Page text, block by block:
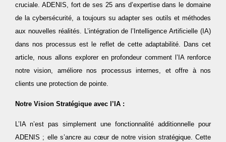
Campagne de phishing
Gouvernance & conformité
Protection contre le BEC (Business Email
Compromise)
cruciale. ADENIS, fort de ses 25 ans d’expertise dans le domaine
de la cybersécurité, a toujours su adapter ses outils et méthodes
aux nouvelles réalités. L’intégration de l’Intelligence Artificielle (IA)
dans nos processus est le reflet de cette adaptabilité. Dans cet
article, nous allons explorer en profondeur comment l’IA renforce
notre vision, améliore nos processus internes, et offre à nos
clients une protection de pointe.
Notre Vision Stratégique avec l’IA :
L’IA n’est pas simplement une fonctionnalité additionnelle pour
ADENIS ; elle s’ancre au cœur de notre vision stratégique. Cette